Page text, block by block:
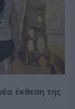
έκθεση της